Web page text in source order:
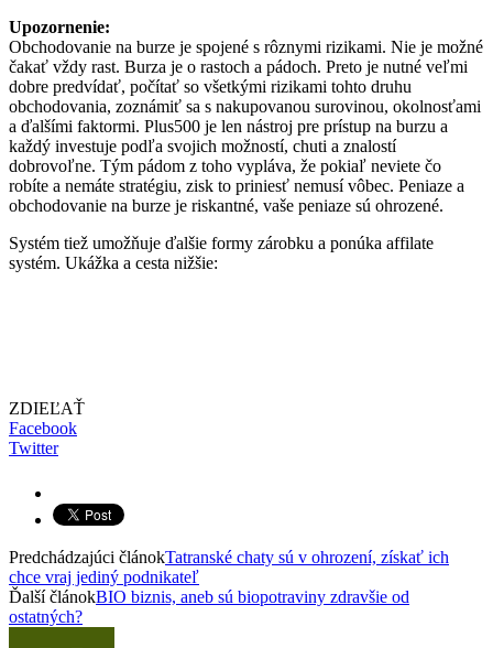
Upozornenie:
Obchodovanie na burze je spojené s rôznymi rizikami. Nie je možné
čakať vždy rast. Burza je o rastoch a pádoch. Preto je nutné veľmi
dobre predvídať, počítať so všetkými rizikami tohto druhu
obchodovania, zoznámiť sa s nakupovanou surovinou, okolnosťami
a ďalšími faktormi. Plus500 je len nástroj pre prístup na burzu a
každý investuje podľa svojich možností, chuti a znalostí
dobrovoľne. Tým pádom z toho vypláva, že pokiaľ neviete čo
robíte a nemáte stratégiu, zisk to priniesť nemusí vôbec. Peniaze a
obchodovanie na burze je riskantné, vaše peniaze sú ohrozené.
Systém tiež umožňuje ďalšie formy zárobku a ponúka affilate
systém. Ukážka a cesta nižšie:
ZDIEĽAŤ
Facebook
Twitter
Predchádzajúci článokTatranské chaty sú v ohrození, získať ich
chce vraj jediný podnikateľ
Ďalší článokBIO biznis, aneb sú biopotraviny zdravšie od
ostatných?